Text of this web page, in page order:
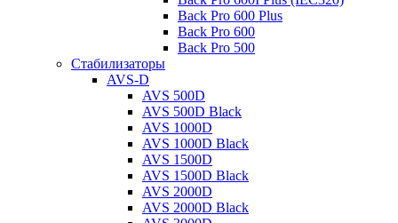
Back Pro 600 Plus
Back Pro 600
Back Pro 500
Стабилизаторы
AVS-D
AVS 500D
AVS 500D Black
AVS 1000D
AVS 1000D Black
AVS 1500D
AVS 1500D Black
AVS 2000D
AVS 2000D Black